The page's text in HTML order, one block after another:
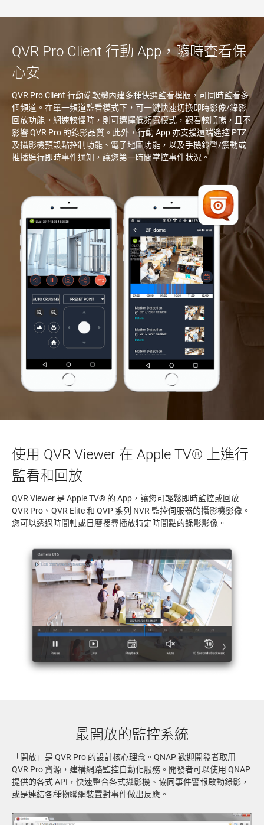
QVR Pro Client 行動 App，隨時查看保
心安
QVR Pro Client 行動端軟體內建多種快選監看模版，可同時監看多
個頻道。在單一頻道監看模式下，可一鍵快速切換即時影像/錄影
回放功能。網速較慢時，則可選擇低頻寬模式，觀看較順暢，且不
影響 QVR Pro 的錄影品質。此外，行動 App 亦支援遠端遙控 PTZ
及攝影機預設點控制功能、電子地圖功能，以及手機鈴聲/震動或
推播進行即時事件通知，讓您第一時間掌控事件狀況。
使用 QVR Viewer 在 Apple TV® 上進行
監看和回放
QVR Viewer 是 Apple TV® 的 App，讓您可輕鬆即時監控或回放
QVR Pro、QVR Elite 和 QVP 系列 NVR 監控伺服器的攝影機影像。
您可以透過時間軸或日曆搜尋播放特定時間點的錄影影像。
最開放的監控系統
「開放」是 QVR Pro 的設計核心理念。QNAP 歡迎開發者取用
QVR Pro 資源，建構網路監控自動化服務。開發者可以使用 QNAP
提供的各式 API，快速整合各式攝影機、協同事件警報啟動錄影，
或是連結各種物聯網裝置對事件做出反應。